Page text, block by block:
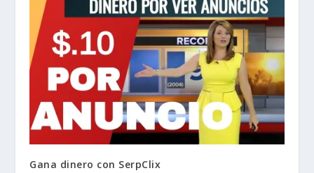
Gana dinero con SerpClix